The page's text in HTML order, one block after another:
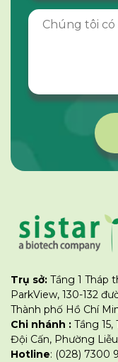
Trụ sở: Tầng 1 Tháp
ParkView, 130-132
Thành phố Hồ Chí
Chi nhánh : Tầng
Đội Cấn, Phường
Hotline: (028) 7300